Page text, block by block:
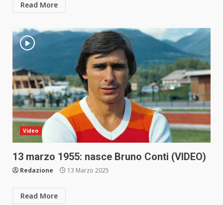
Read More
Video
13 marzo 1955: nasce Bruno Conti (VIDEO)
Redazione 13 Marzo 2025
Read More